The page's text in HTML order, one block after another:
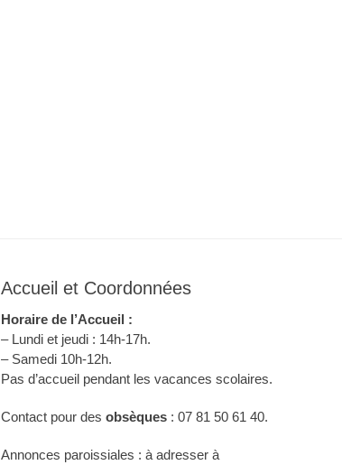
Accueil et Coordonnées
Horaire de l’Accueil :
– Lundi et jeudi : 14h-17h.
– Samedi 10h-12h.
Pas d’accueil pendant les vacances scolaires.
Contact pour des obsèques : 07 81 50 61 40.
Annonces paroissiales : à adresser à